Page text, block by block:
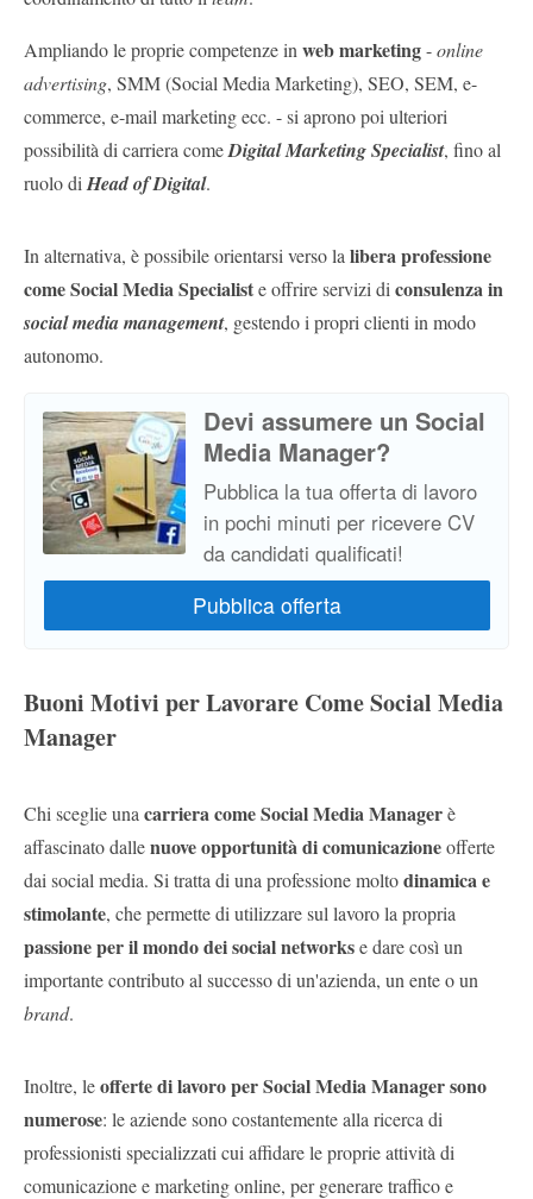
Ampliando le proprie competenze in web marketing-online
advertising, SMM (Social Media Marketing), SEO, SEM, e-
commerce, e-mail marketing ecc. - si aprono poi ulteriori
possibilità di carriera comeDigital Marketing Specialist, fino al
ruolo di Head of Digital.
In alternativa, è possibile orientarsi verso la libera professione
come Social Media Specialiste offrire servizi di consulenza in
social media management, gestendo i propri clienti in modo
autonomo.
Devi assumere un Social
Media Manager?
Pubblica la tua offerta di lavoro
in pochi minuti per ricevere CV
da candidati qualificati!
Buoni Motivi per Lavorare Come Social Media
Manager
Chi sceglie una carriera come Social Media Managerè
affascinato dallenuove opportunità di comunicazioneofferte
dai social media. Si tratta di una professione moltodinamica e
stimolante, che permette di utilizzare sul lavoro la propria
passione per il mondo dei social networkse dare così un
importante contributo al successo di un'azienda, un ente o un
brand.
Inoltre, leofferte di lavoro per Social Media Manager sono
numerose: le aziende sono costantemente alla ricerca di
professionisti specializzati cui affidare le proprie attività di
comunicazione e marketing online, per generare traffico e